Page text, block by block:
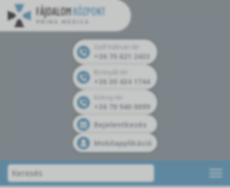
+36 70 621 2433
+36 30 434 1744
+36 70 940 0099
Bejelentkezés
Mobilapplikáció